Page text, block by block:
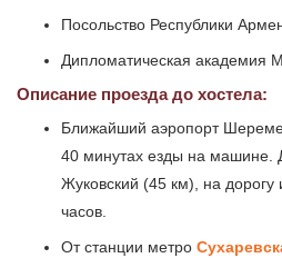
Посольство Республики
Дипломатическая академия
Описание проезда до хостела:
Ближайший аэропорт
40 минутах езды на машине.
Жуковский (45 км), на дорогу
часов.
От станции метро